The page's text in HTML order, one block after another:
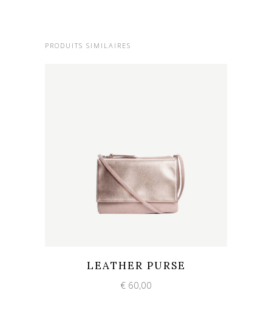
PRODUITS SIMILAIRES
LEATHER PURSE
€ 60,00